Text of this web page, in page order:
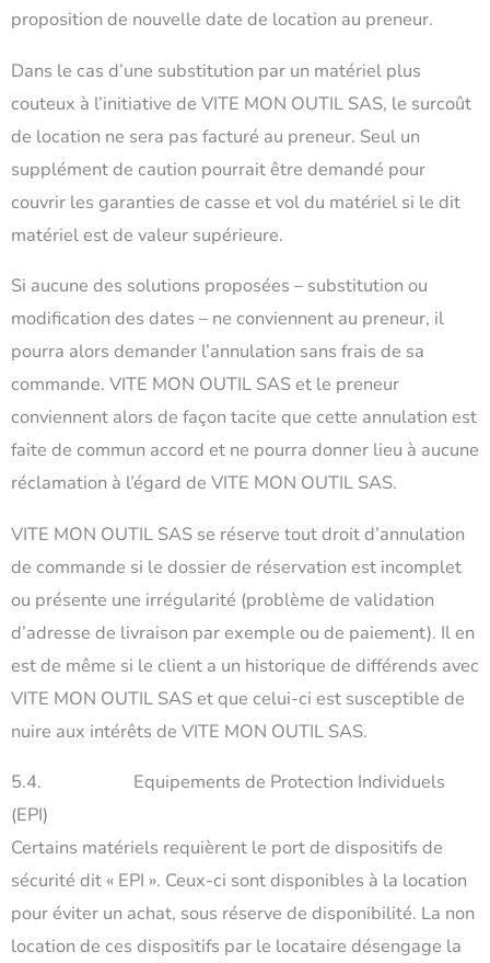
Gérer le consentement
telles que les cookies pour stocker et/ou accéder aux informations des
appareils. Le fait de consentir à ces technologies nous permettra de traiter
des données telles que le comportement de navigation ou les ID uniques
sur ce site. Le fait de ne pas consentir ou de retirer son consentement peut
Accepter
Voir les préférences
proposition de nouvelle date de location au preneur.
Dans le cas d’une substitution par un matériel plus
couteux à l’initiative de VITE MON OUTIL SAS, le surcoût
de location ne sera pas facturé au preneur. Seul un
supplément de caution pourrait être demandé pour
couvrir les garanties de casse et vol du matériel si le dit
matériel est de valeur supérieure.
Si aucune des solutions proposées – substitution ou
modification des dates – ne conviennent au preneur, il
pourra alors demander l’annulation sans frais de sa
commande. VITE MON OUTIL SAS et le preneur
conviennent alors de façon tacite que cette annulation est
faite de commun accord et ne pourra donner lieu à aucune
réclamation à l’égard de VITE MON OUTIL SAS.
VITE MON OUTIL SAS se réserve tout droit d’annulation
de commande si le dossier de réservation est incomplet
ou présente une irrégularité (problème de validation
d’adresse de livraison par exemple ou de paiement). Il en
est de même si le client a un historique de différends avec
VITE MON OUTIL SAS et que celui-ci est susceptible de
nuire aux intérêts de VITE MON OUTIL SAS.
5.4. Equipements de Protection Individuels
(EPI)
Certains matériels requièrent le port de dispositifs de
sécurité dit « EPI ». Ceux-ci sont disponibles à la location
pour éviter un achat, sous réserve de disponibilité. La non
location de ces dispositifs par le locataire désengage la